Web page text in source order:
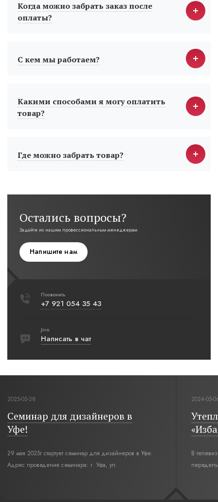
Когда можно забрать заказ после
оплаты?
С кем мы работаем?
Какими способами я могу оплатить
товар?
Где можно забрать товар?
Остались вопросы?
Задайте их нашим профессиональным менеджерам
Напишите нам
Позвонить
+7 921 054 35 43
Jivo
Написать в чат
2025-05-28
Семинар для дизайнеров в
Уфе!
29 мая 2025г стартует семинар для дизайнеров в Уфе.
Адрес проведения семинара: г. Уфа, ул.
2024-05-
В